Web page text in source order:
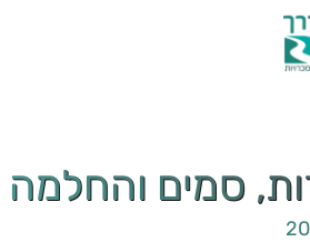
והחלמה – 14